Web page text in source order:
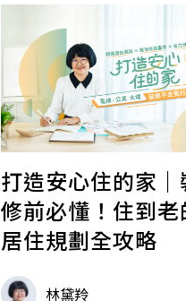
打造安心住的家｜
修前必懂！住到老
居住規劃全攻略
林黛羚